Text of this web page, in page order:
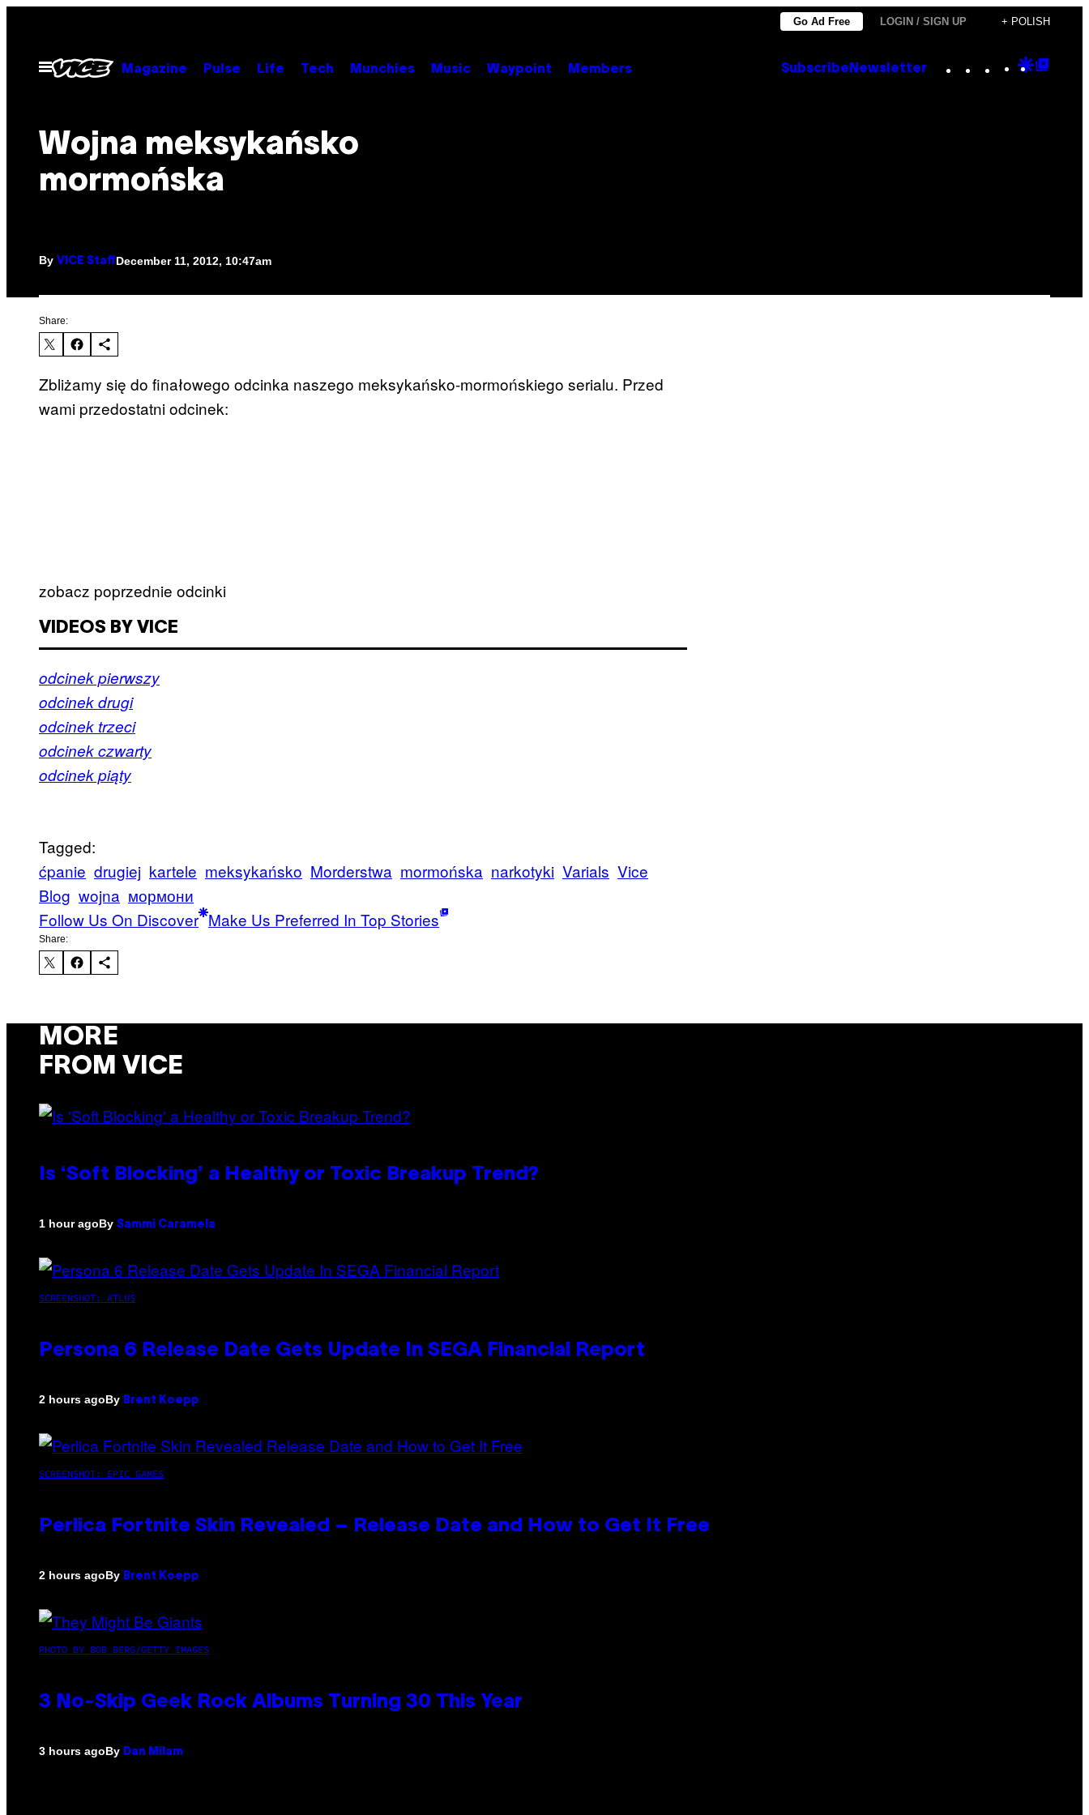
content
Go Ad Free LOGIN / SIGN UP + POLISH
Open
Menu
Magazine Pulse Life Tech Munchies Music Waypoint Members Subscribe Newsletter Instagram
TikTok
YouTube
Google
Wojna meksykańsko
mormońska
By VICE StaffDecember 11, 2012, 10:47am
Share:
Zbliżamy się do finałowego odcinka naszego meksykańsko-mormońskiego serialu. Przed
wami przedostatni odcinek:
zobacz poprzednie odcinki
VIDEOS BY VICE
odcinek pierwszy
odcinek drugi
odcinek trzeci
odcinek czwarty
odcinek piąty
Tagged:
ćpanie drugiej kartele meksykańsko Morderstwa mormońska narkotyki Varials Vice
Blog wojna мормони
Follow Us On Discover Make Us Preferred In Top Stories
Share:
MORE
FROM VICE
Is ‘Soft Blocking’ a Healthy or Toxic Breakup Trend?
1 hour agoBy Sammi Caramela
SCREENSHOT: ATLUS
Persona 6 Release Date Gets Update In SEGA Financial Report
2 hours agoBy Brent Koepp
SCREENSHOT: EPIC GAMES
Perlica Fortnite Skin Revealed – Release Date and How to Get It Free
2 hours agoBy Brent Koepp
PHOTO BY BOB BERG/GETTY IMAGES
3 No-Skip Geek Rock Albums Turning 30 This Year
3 hours agoBy Dan Milam